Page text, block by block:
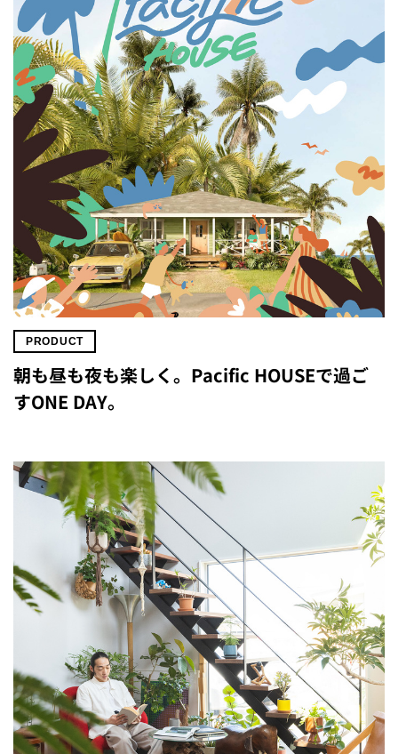
PRODUCT
朝も昼も夜も楽しく。Pacific HOUSEで過ご
すONE DAY。